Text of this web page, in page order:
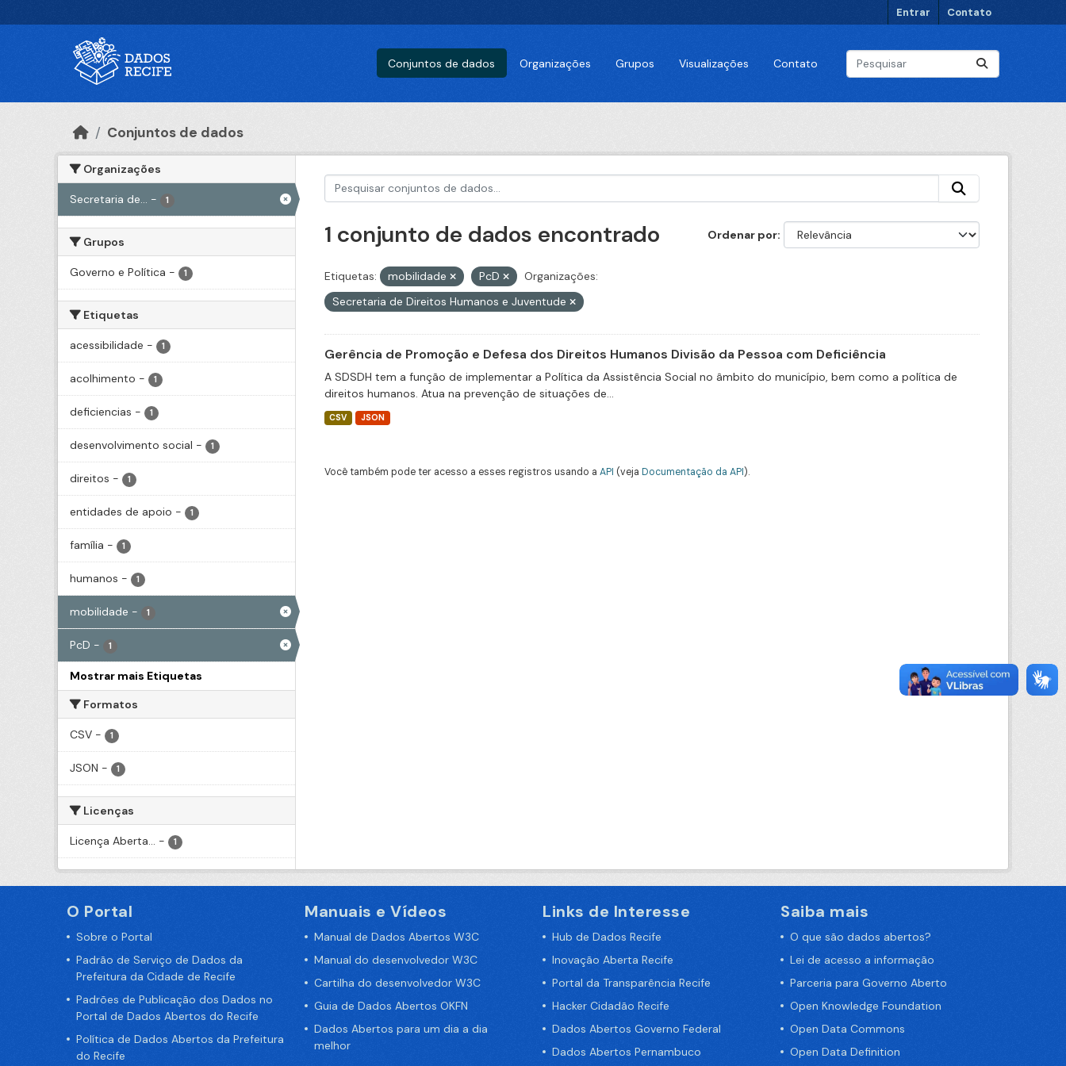
Entrar Contato
Conjuntos de dados Organizações Grupos Visualizações Contato
Conjuntos de dados
Organizações
Secretaria de... - 1
Grupos
Governo e Política - 1
Etiquetas
acessibilidade - 1
acolhimento - 1
deficiencias - 1
desenvolvimento social - 1
direitos - 1
entidades de apoio - 1
família - 1
humanos - 1
mobilidade - 1
PcD - 1
Mostrar mais Etiquetas
Formatos
CSV - 1
JSON - 1
Licenças
Licença Aberta... - 1
Ordenar por
1 conjunto de dados encontrado
Etiquetas: mobilidade PcD
Organizações:
Secretaria de Direitos Humanos e Juventude
Gerência de Promoção e Defesa dos Direitos Humanos Divisão da Pessoa com Deficiência
A SDSDH tem a função de implementar a Política da Assistência Social no âmbito do município, bem como a política de
direitos humanos. Atua na prevenção de situações de...
CSV JSON
Você também pode ter acesso a esses registros usando a API (veja Documentação da API).
O Portal
Sobre o Portal
Padrão de Serviço de Dados da
Prefeitura da Cidade de Recife
Padrões de Publicação dos Dados no
Portal de Dados Abertos do Recife
Política de Dados Abertos da Prefeitura
do Recife
Manuais e Vídeos
Manual de Dados Abertos W3C
Manual do desenvolvedor W3C
Cartilha do desenvolvedor W3C
Guia de Dados Abertos OKFN
Dados Abertos para um dia a dia
melhor
Links de Interesse
Hub de Dados Recife
Inovação Aberta Recife
Portal da Transparência Recife
Hacker Cidadão Recife
Dados Abertos Governo Federal
Dados Abertos Pernambuco
Saiba mais
O que são dados abertos?
Lei de acesso a informação
Parceria para Governo Aberto
Open Knowledge Foundation
Open Data Commons
Open Data Definition